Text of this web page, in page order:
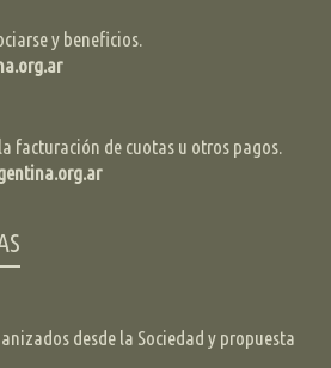
y beneficios.
facturación de cuotas u otros pagos.
desde la Sociedad y propuesta